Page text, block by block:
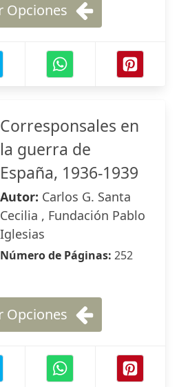
Opciones
Corresponsales en
la guerra de
España, 1936-1939
Autor: Carlos G. Santa
Cecilia , Fundación Pablo
Iglesias
Número de Páginas: 252
Opciones